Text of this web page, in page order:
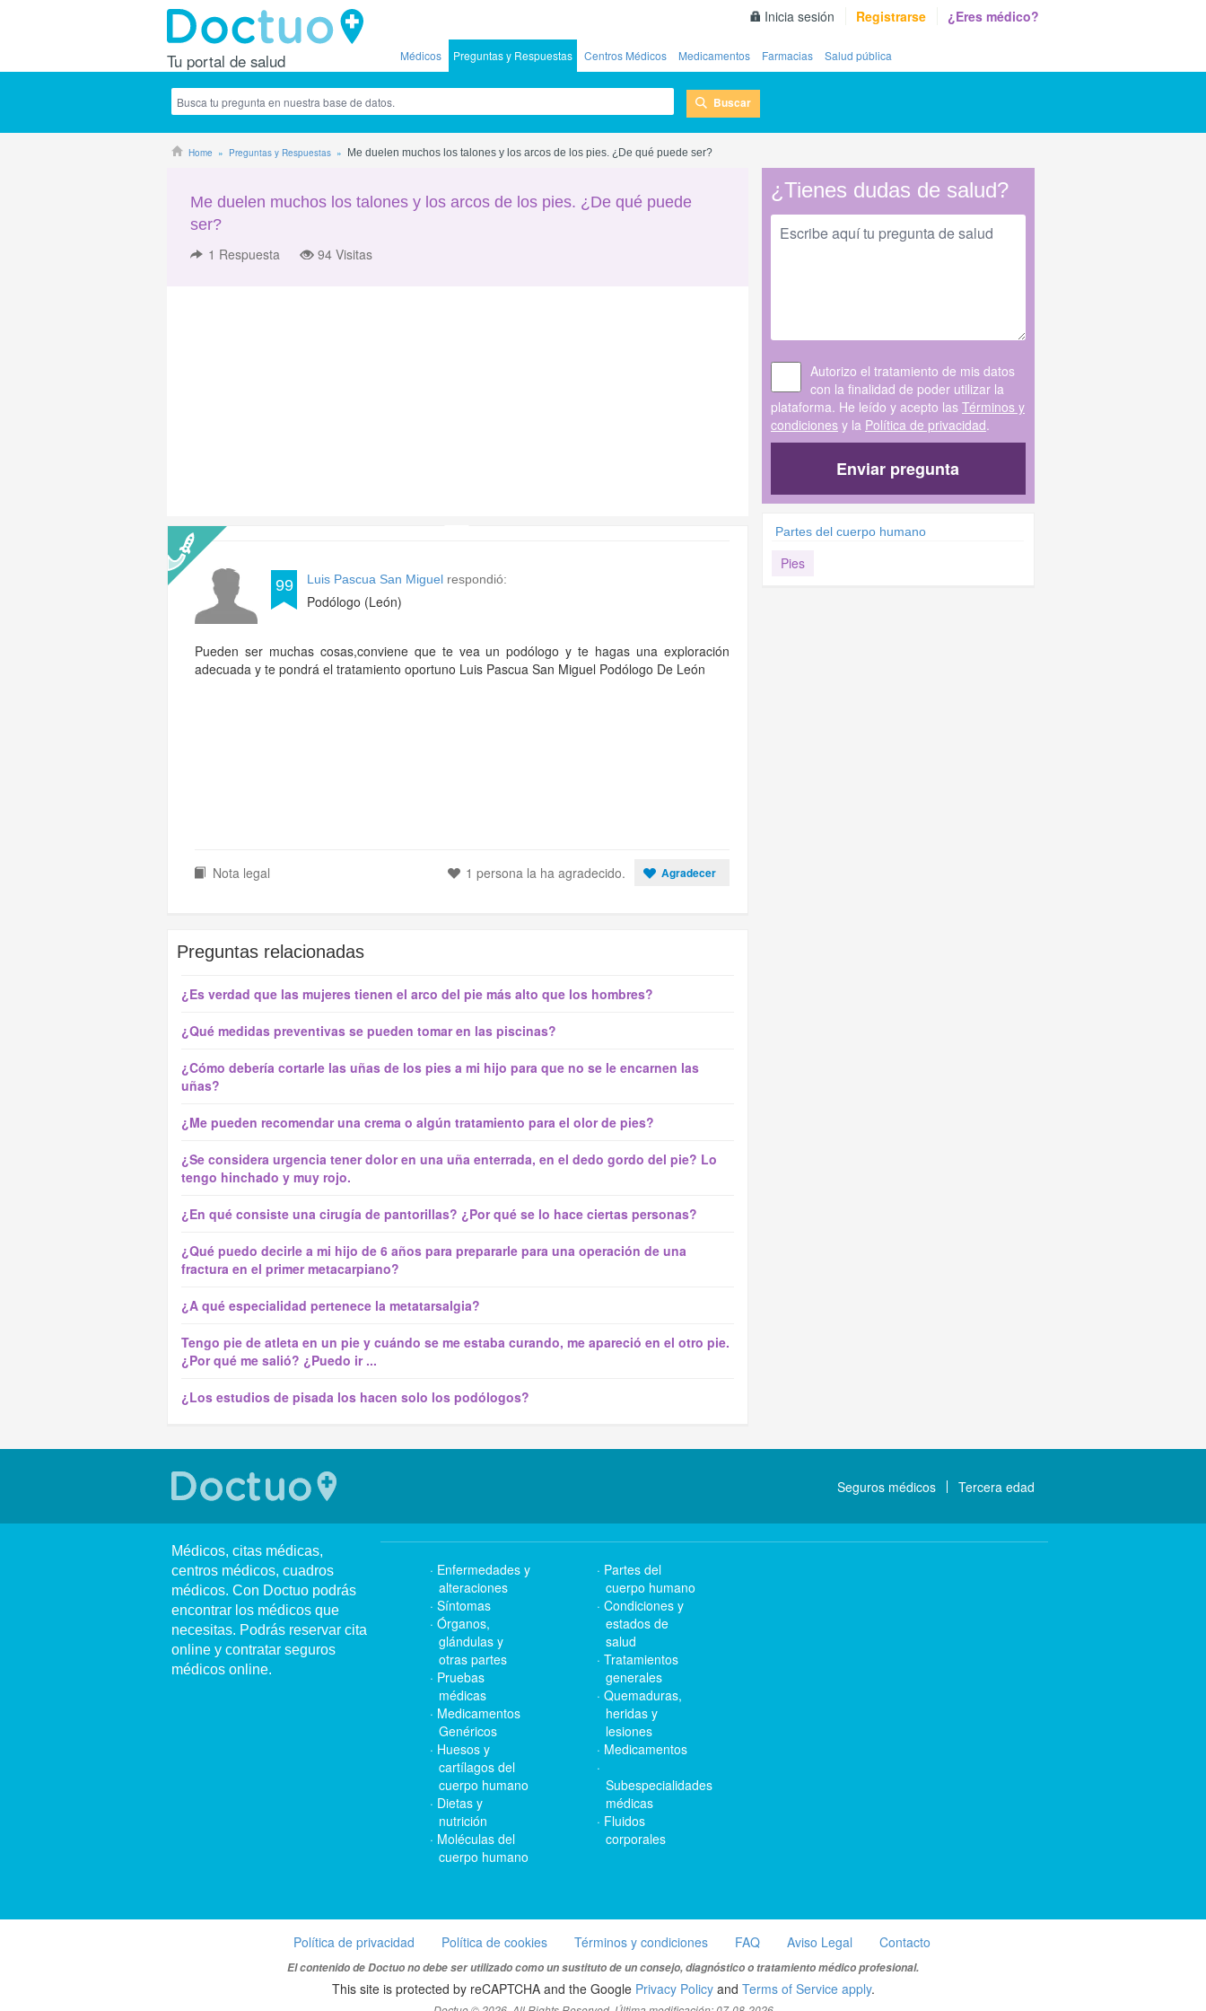
Tu portal de salud
Inicia sesión Registrarse ¿Eres médico?
Médicos Preguntas y Respuestas Centros Médicos Medicamentos Farmacias Salud pública
Buscar
Home Preguntas y Respuestas Me duelen muchos los talones y los arcos de los pies. ¿De qué puede ser?
Me duelen muchos los talones y los arcos de los pies. ¿De qué puede
ser?
1 Respuesta 94 Visitas
99 Luis Pascua San Miguel respondió:
Podólogo (León)
Pueden ser muchas cosas,conviene que te vea un podólogo y te hagas una exploración
adecuada y te pondrá el tratamiento oportuno Luis Pascua San Miguel Podólogo De León
Nota legal Agradecer
1 persona la ha agradecido.
Preguntas relacionadas
¿Es verdad que las mujeres tienen el arco del pie más alto que los hombres?
¿Qué medidas preventivas se pueden tomar en las piscinas?
¿Cómo debería cortarle las uñas de los pies a mi hijo para que no se le encarnen las
uñas?
¿Me pueden recomendar una crema o algún tratamiento para el olor de pies?
¿Se considera urgencia tener dolor en una uña enterrada, en el dedo gordo del pie? Lo
tengo hinchado y muy rojo.
¿En qué consiste una cirugía de pantorillas? ¿Por qué se lo hace ciertas personas?
¿Qué puedo decirle a mi hijo de 6 años para prepararle para una operación de una
fractura en el primer metacarpiano?
¿A qué especialidad pertenece la metatarsalgia?
Tengo pie de atleta en un pie y cuándo se me estaba curando, me apareció en el otro pie.
¿Por qué me salió? ¿Puedo ir ...
¿Los estudios de pisada los hacen solo los podólogos?
¿Tienes dudas de salud?
Autorizo el tratamiento de mis datos
con la finalidad de poder utilizar la
plataforma. He leído y acepto las Términos y
condicionesy la Política de privacidad.
Enviar pregunta
Partes del cuerpo humano
Pies
Seguros médicos Tercera edad
Médicos, citas médicas,
centros médicos, cuadros
médicos. Con Doctuo podrás
encontrar los médicos que
necesitas. Podrás reservar cita
online y contratar seguros
médicos online.
Enfermedades y
alteraciones
Síntomas
Órganos,
glándulas y
otras partes
Pruebas
médicas
Medicamentos
Genéricos
Huesos y
cartílagos del
cuerpo humano
Dietas y
nutrición
Moléculas del
cuerpo humano
Partes del
cuerpo humano
Condiciones y
estados de
salud
Tratamientos
generales
Quemaduras,
heridas y
lesiones
Medicamentos
Subespecialidades
médicas
Fluidos
corporales
Política de privacidad Política de cookies Términos y condiciones FAQ Aviso Legal Contacto
El contenido de Doctuo no debe ser utilizado como un sustituto de un consejo, diagnóstico o tratamiento médico profesional.
This site is protected by reCAPTCHA and the Google Privacy Policyand Terms of Service apply.